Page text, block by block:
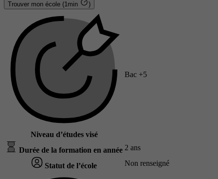
Trouver mon école (1min )
Niveau d’études visé
Bac +5
Durée de la formation en année 2 ans
Statut de l’école Non renseigné